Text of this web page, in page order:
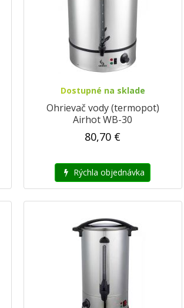
Dostupné na sklade
Ohrievač vody (termopot)
Airhot WB-30
80,70 €
Rýchla objednávka